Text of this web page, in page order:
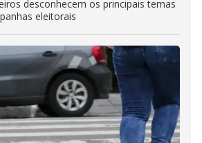
desconhecem os principais temas
eleitorais